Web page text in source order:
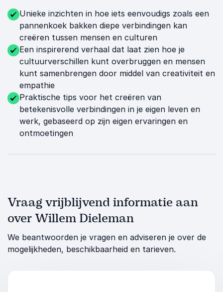
Unieke inzichten in hoe iets eenvoudigs zoals een
pannenkoek bakken diepe verbindingen kan
creëren tussen mensen en culturen
Een inspirerend verhaal dat laat zien hoe je
cultuurverschillen kunt overbruggen en mensen
kunt samenbrengen door middel van creativiteit en
empathie
Praktische tips voor het creëren van
betekenisvolle verbindingen in je eigen leven en
werk, gebaseerd op zijn eigen ervaringen en
ontmoetingen
Vraag vrijblijvend informatie aan
over Willem Dieleman
We beantwoorden je vragen en adviseren je over de
mogelijkheden, beschikbaarheid en tarieven.